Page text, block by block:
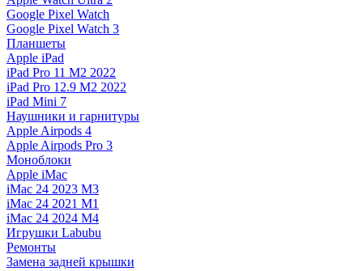
Google Pixel Watch
Google Pixel Watch 3
Планшеты
Apple iPad
iPad Pro 11 M2 2022
iPad Pro 12.9 M2 2022
iPad Mini 7
Наушники и гарнитуры
Apple Airpods 4
Apple Airpods Pro 3
Моноблоки
Apple iMac
iMac 24 2023 M3
iMac 24 2021 M1
iMac 24 2024 M4
Игрушки Labubu
Ремонты
Замена задней крышки